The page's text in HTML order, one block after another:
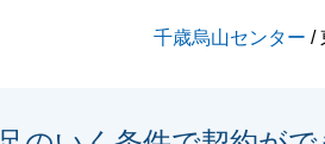
ご愛顧のほど、よろしくお願い申
千歳烏山センター /